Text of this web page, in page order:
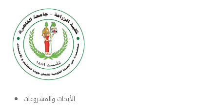
الأبحاث والمشروعات